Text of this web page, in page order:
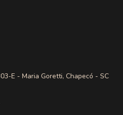
E - Maria Goretti, Chapecó - SC